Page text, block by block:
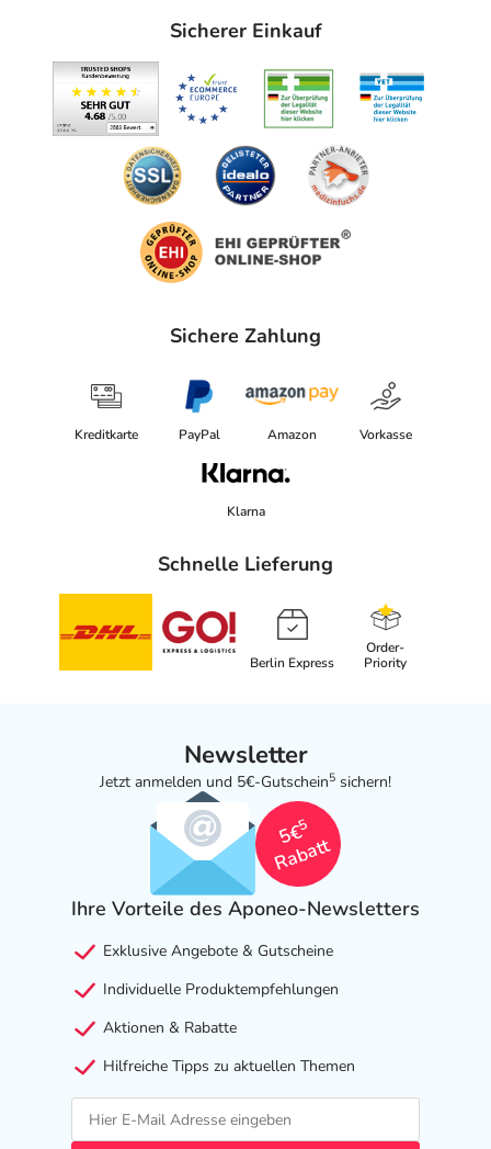
Sicherer Einkauf
Sichere Zahlung
Kreditkarte PayPal Amazon Vorkasse
Klarna
Schnelle Lieferung
Berlin Express
Order-
Priority
Newsletter
Jetzt anmelden und 5€-Gutschein5 sichern!
5€
5
Rabatt
Ihre Vorteile des Aponeo-Newsletters
Exklusive Angebote & Gutscheine
Individuelle Produktempfehlungen
Aktionen & Rabatte
Hilfreiche Tipps zu aktuellen Themen